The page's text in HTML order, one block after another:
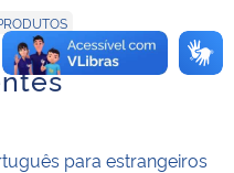
para estrangeiros